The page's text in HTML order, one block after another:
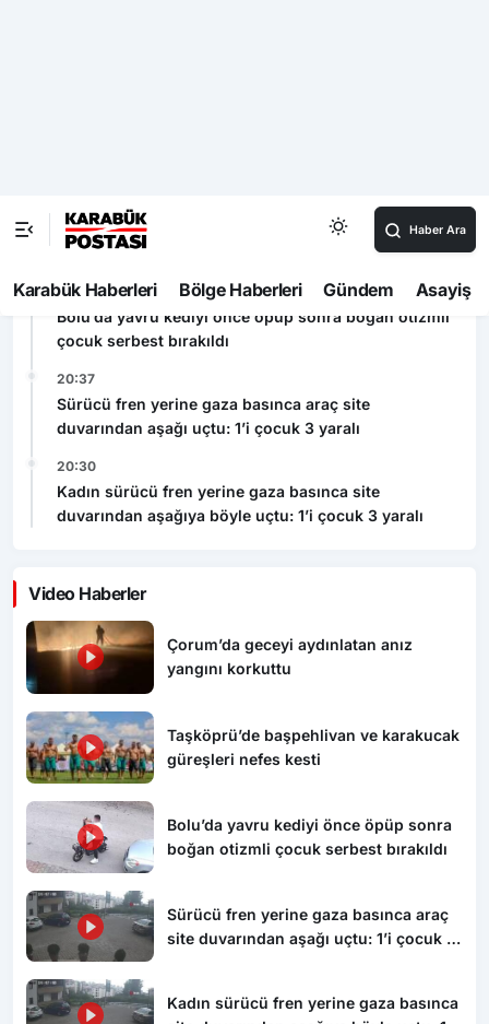
Taşköprü’de başpehlivan ve karakucak güreşleri
nefes kesti
20:45
Bolu’da yavru kediyi önce öpüp sonra boğan otizmli
çocuk serbest bırakıldı
20:37
Sürücü fren yerine gaza basınca araç site
duvarından aşağı uçtu: 1’i çocuk 3 yaralı
20:30
Kadın sürücü fren yerine gaza basınca site
duvarından aşağıya böyle uçtu: 1’i çocuk 3 yaralı
Video Haberler
Çorum’da geceyi aydınlatan anız
yangını korkuttu
Taşköprü’de başpehlivan ve karakucak
güreşleri nefes kesti
Bolu’da yavru kediyi önce öpüp sonra
boğan otizmli çocuk serbest bırakıldı
Sürücü fren yerine gaza basınca araç
site duvarından aşağı uçtu: 1’i çocuk 3
Kadın sürücü fren yerine gaza basınca